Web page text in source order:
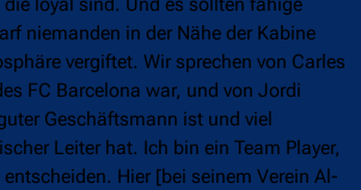
niemanden in der Nähe der Kabine
vergiftet. Wir sprechen von Carles
FC Barcelona war, und von Jordi
Geschäftsmann ist und viel
Leiter hat. Ich bin ein Team Player,
Hier [bei seinem Verein Al-